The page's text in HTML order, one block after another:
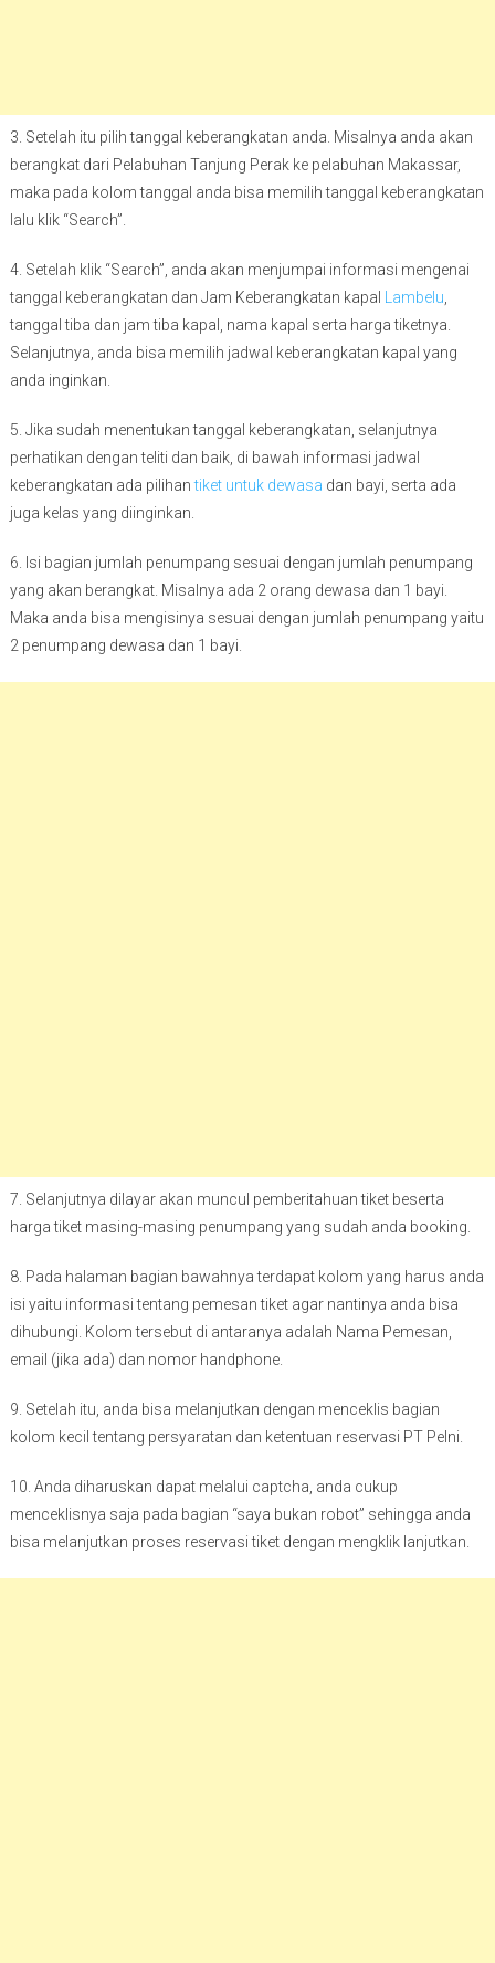
3. Setelah itu pilih tanggal keberangkatan anda. Misalnya anda akan
berangkat dari Pelabuhan Tanjung Perak ke pelabuhan Makassar,
maka pada kolom tanggal anda bisa memilih tanggal keberangkatan
lalu klik “Search”.
4. Setelah klik “Search”, anda akan menjumpai informasi mengenai
tanggal keberangkatan dan Jam Keberangkatan kapal Lambelu
tanggal tiba dan jam tiba kapal, nama kapal serta harga tiketnya.
Selanjutnya, anda bisa memilih jadwal keberangkatan kapal yang
anda inginkan.
5. Jika sudah menentukan tanggal keberangkatan, selanjutnya
perhatikan dengan teliti dan baik, di bawah informasi jadwal
keberangkatan ada pilihantiket untuk dewasa dan bayi, serta ada
juga kelas yang diinginkan.
6. Isi bagian jumlah penumpang sesuai dengan jumlah penumpang
yang akan berangkat. Misalnya ada 2 orang dewasa dan 1 bayi.
Maka anda bisa mengisinya sesuai dengan jumlah penumpang yaitu
2 penumpang dewasa dan 1 bayi.
7. Selanjutnya dilayar akan muncul pemberitahuan tiket beserta
harga tiket masing-masing penumpang yang sudah anda booking.
8. Pada halaman bagian bawahnya terdapat kolom yang harus anda
isi yaitu informasi tentang pemesan tiket agar nantinya anda bisa
dihubungi. Kolom tersebut di antaranya adalah Nama Pemesan,
email (jika ada) dan nomor handphone.
9. Setelah itu, anda bisa melanjutkan dengan menceklis bagian
kolom kecil tentang persyaratan dan ketentuan reservasi PT Pelni.
10. Anda diharuskan dapat melalui captcha, anda cukup
menceklisnya saja pada bagian “saya bukan robot” sehingga anda
bisa melanjutkan proses reservasi tiket dengan mengklik lanjutkan.